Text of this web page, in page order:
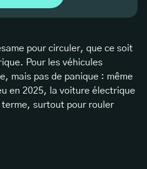
pour circuler, que ce soit
Pour les véhicules
mais pas de panique : même
en 2025, la voiture électrique
surtout pour rouler